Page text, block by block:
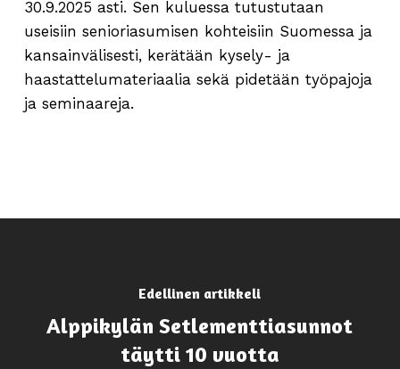
30.9.2025 asti. Sen kuluessa tutustutaan
useisiin senioriasumisen kohteisiin Suomessa ja
kansainvälisesti, kerätään kysely- ja
haastattelumateriaalia sekä pidetään työpajoja
ja seminaareja.
Edellinen artikkeli
Alppikylän Setlementtiasunnot
täytti 10 vuotta